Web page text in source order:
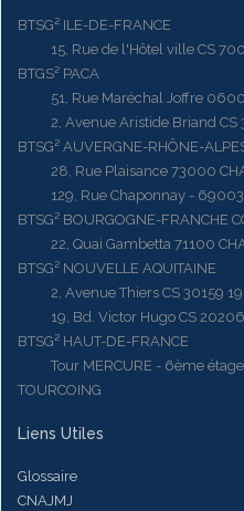
BTSG² ILE-DE-FRANCE
15, Rue de l'Hôtel ville CS
BTGS² PACA
51, Rue Maréchal Joffre
2, Avenue Aristide Briand CS
BTSG² AUVERGNE-RHÔNE-
28, Rue Plaisance 73000
129, Rue Chaponnay - 69003
BTSG² BOURGOGNE-FRANCHE
22, Quai Gambetta 71100
BTSG² NOUVELLE AQUITAINE
2, Avenue Thiers CS 30159
19, Bd. Victor Hugo CS 20206
BTSG² HAUT-DE-FRANCE
Tour MERCURE - 6ème
TOURCOING
Liens Utiles
Glossaire
CNAJMJ